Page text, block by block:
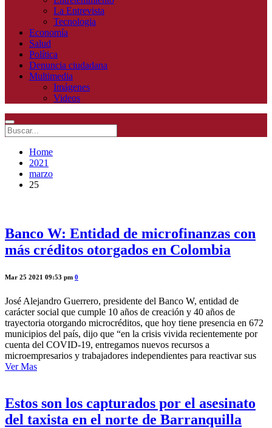
La Entrevista
Tecnologia
Economía
Salud
Política
Denuncia ciudadana
Multimedia
Imágenes
Videos
Home
2021
marzo
25
Banco W: Entidad de microfinanzas con
más créditos otorgados en Colombia
Mar 25 2021 09:53 pm 0
José Alejandro Guerrero, presidente del Banco W, entidad de
carácter social que cumple 10 años de creación y 40 años de
trayectoria otorgando microcréditos, que hoy tiene presencia en 672
municipios del país, dijo que “en la crisis vivida recientemente por
cuenta del COVID-19, entregamos nuevos recursos a
microempresarios y trabajadores independientes para reactivar sus
Ver Mas
Estos son los capturados por el asesinato
del taxista en el norte de Barranquilla